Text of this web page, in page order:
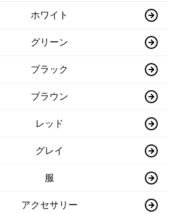
ホワイト
グリーン
ブラック
ブラウン
レッド
グレイ
服
アクセサリー